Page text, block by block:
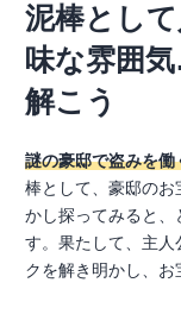
泥棒とし
味な雰囲
解こう
謎の豪邸で盗みを
棒として、豪邸のお
かし探ってみると
す。果たして、主
クを解き明かし、お